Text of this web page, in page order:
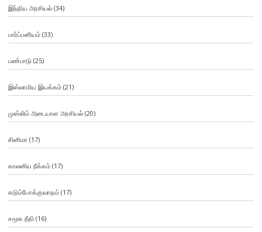
இந்திய அரசியல்(34)
பார்ப்பனியம்(33)
பண்பாடு(25)
இஸ்லாமிய இயக்கம்(21)
முஸ்லிம் அடையாள அரசியல்(20)
சினிமா (17)
காலனிய நீக்கம்(17)
கடும்போக்குவாதம்(17)
சமூக நீதி (16)